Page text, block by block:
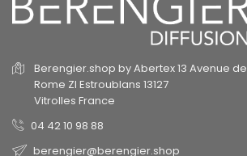
Berengier.shop by Abertex13 Avenue de
Rome ZI Estroublans 13127
Vitrolles France
04 42 10 98 88
berengier@berengier.shop